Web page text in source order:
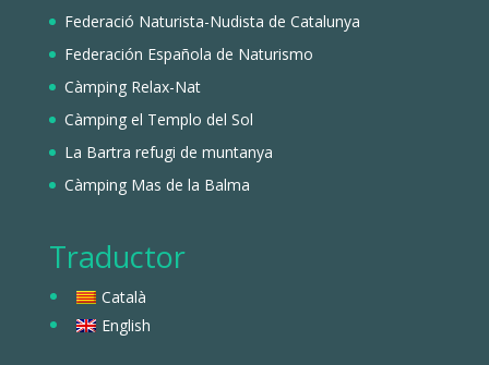
Federació Naturista-Nudista de Catalunya
Federación Española de Naturismo
Càmping Relax-Nat
Càmping el Templo del Sol
La Bartra refugi de muntanya
Càmping Mas de la Balma
Traductor
Català
English